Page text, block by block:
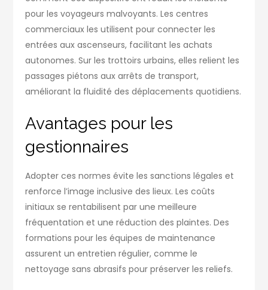
pour les voyageurs malvoyants. Les centres
commerciaux les utilisent pour connecter les
entrées aux ascenseurs, facilitant les achats
autonomes. Sur les trottoirs urbains, elles relient les
passages piétons aux arrêts de transport,
améliorant la fluidité des déplacements quotidiens.
Avantages pour les
gestionnaires
Adopter ces normes évite les sanctions légales et
renforce l’image inclusive des lieux. Les coûts
initiaux se rentabilisent par une meilleure
fréquentation et une réduction des plaintes. Des
formations pour les équipes de maintenance
assurent un entretien régulier, comme le
nettoyage sans abrasifs pour préserver les reliefs.